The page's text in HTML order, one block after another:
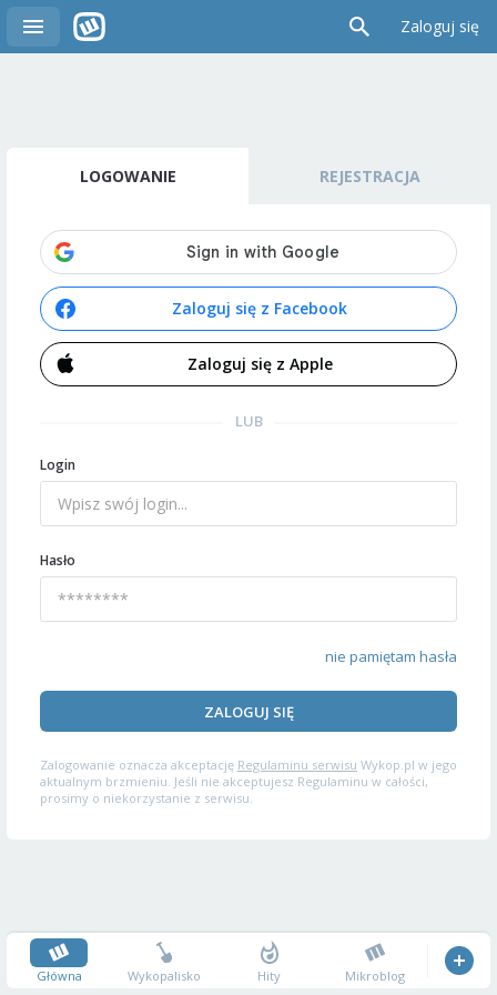
Zaloguj się
LOGOWANIE REJESTRACJA
Zaloguj się z Facebook
Zaloguj się z Apple
LUB
Login
Hasło
nie pamiętam hasła
ZALOGUJ SIĘ
Zalogowanie oznacza akceptację Regulaminu serwisu Wykop.pl w jego
aktualnym brzmieniu. Jeśli nie akceptujesz Regulaminu w całości,
prosimy o niekorzystanie z serwisu.
Główna Wykopalisko Hity Mikroblog